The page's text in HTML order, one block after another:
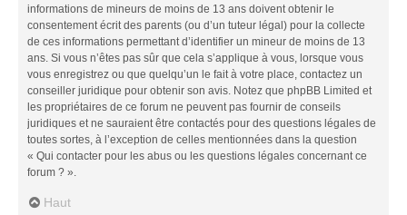
informations de mineurs de moins de 13 ans doivent obtenir le
consentement écrit des parents (ou d’un tuteur légal) pour la collecte
de ces informations permettant d’identifier un mineur de moins de 13
ans. Si vous n’êtes pas sûr que cela s’applique à vous, lorsque vous
vous enregistrez ou que quelqu’un le fait à votre place, contactez un
conseiller juridique pour obtenir son avis. Notez que phpBB Limited et
les propriétaires de ce forum ne peuvent pas fournir de conseils
juridiques et ne sauraient être contactés pour des questions légales de
toutes sortes, à l’exception de celles mentionnées dans la question
« Qui contacter pour les abus ou les questions légales concernant ce
forum ? ».
Haut